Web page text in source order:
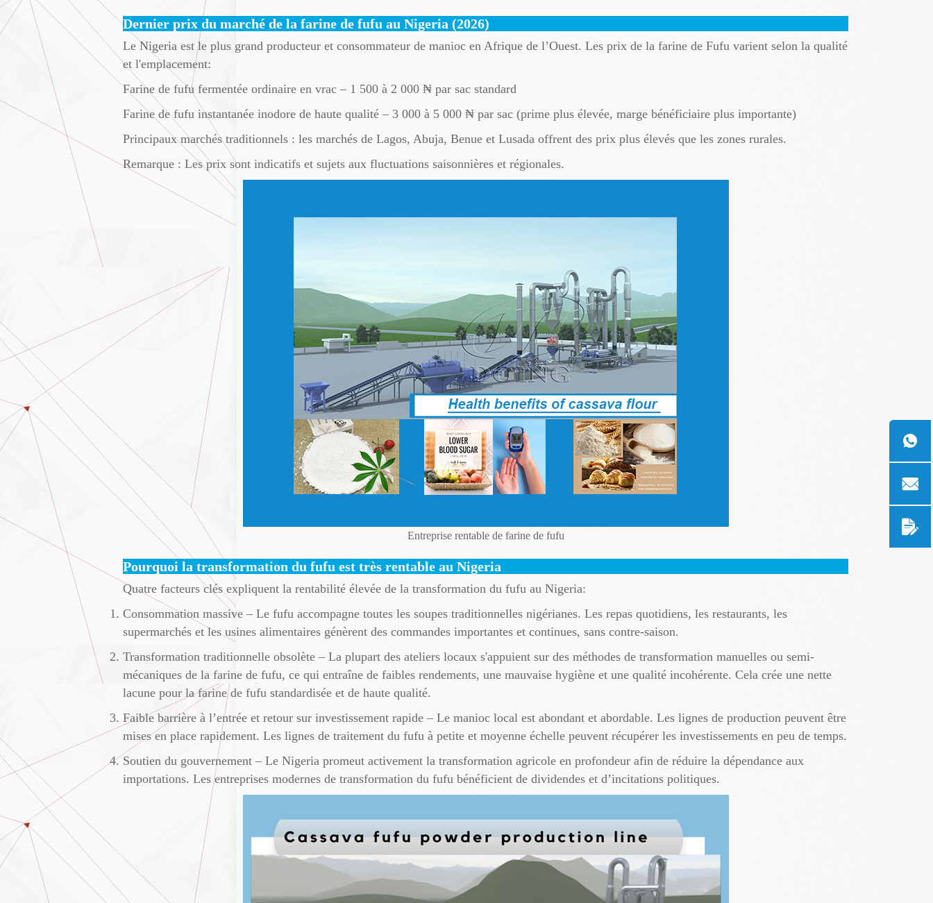
Dernier prix du marché de la farine de fufu au Nigeria (2026)
Le Nigeria est le plus grand producteur et consommateur de manioc en Afrique de l’Ouest. Les prix de la farine de Fufu varient selon la qualité
et l'emplacement:
Farine de fufu fermentée ordinaire en vrac – 1 500 à 2 000 ₦ par sac standard
Farine de fufu instantanée inodore de haute qualité – 3 000 à 5 000 ₦ par sac (prime plus élevée, marge bénéficiaire plus importante)
Principaux marchés traditionnels : les marchés de Lagos, Abuja, Benue et Lusada offrent des prix plus élevés que les zones rurales.
Remarque : Les prix sont indicatifs et sujets aux fluctuations saisonnières et régionales.
Entreprise rentable de farine de fufu
Pourquoi la transformation du fufu est très rentable au Nigeria
Quatre facteurs clés expliquent la rentabilité élevée de la transformation du fufu au Nigeria:
Consommation massive – Le fufu accompagne toutes les soupes traditionnelles nigérianes. Les repas quotidiens, les restaurants, les
supermarchés et les usines alimentaires génèrent des commandes importantes et continues, sans contre-saison.
Transformation traditionnelle obsolète – La plupart des ateliers locaux s'appuient sur des méthodes de transformation manuelles ou semi-
mécaniques de la farine de fufu, ce qui entraîne de faibles rendements, une mauvaise hygiène et une qualité incohérente. Cela crée une nette
lacune pour la farine de fufu standardisée et de haute qualité.
Faible barrière à l’entrée et retour sur investissement rapide – Le manioc local est abondant et abordable. Les lignes de production peuvent être
mises en place rapidement. Les lignes de traitement du fufu à petite et moyenne échelle peuvent récupérer les investissements en peu de temps.
Soutien du gouvernement – ​​Le Nigeria promeut activement la transformation agricole en profondeur afin de réduire la dépendance aux
importations. Les entreprises modernes de transformation du fufu bénéficient de dividendes et d’incitations politiques.